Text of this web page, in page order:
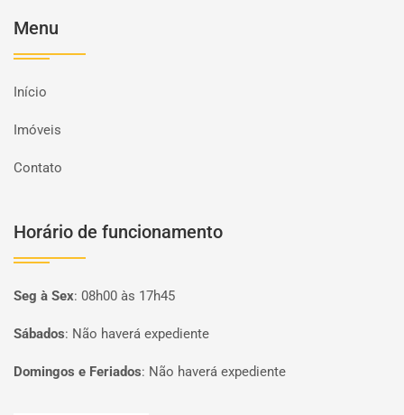
Menu
Início
Imóveis
Contato
Horário de funcionamento
Seg à Sex: 08h00 às 17h45
Sábados: Não haverá expediente
Domingos e Feriados: Não haverá expediente